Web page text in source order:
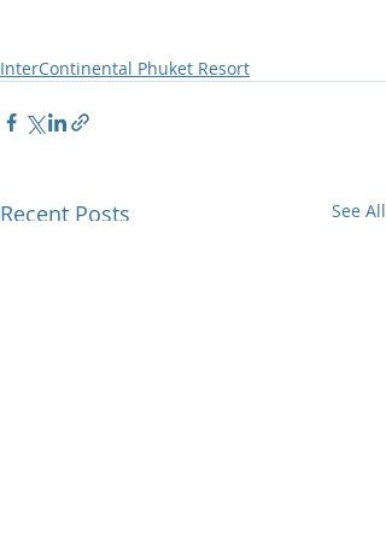
InterContinental Phuket Resort
Recent Posts See All